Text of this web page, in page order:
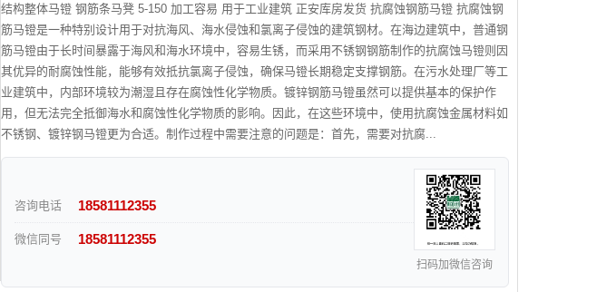
结构整体马镫 钢筋条马凳 5-150 加工容易 用于工业建筑 正安库房发货 抗腐蚀钢筋马镫 抗腐蚀钢
筋马镫是一种特别设计用于对抗海风、海水侵蚀和氯离子侵蚀的建筑钢材。在海边建筑中，普通钢
筋马镫由于长时间暴露于海风和海水环境中，容易生锈，而采用不锈钢钢筋制作的抗腐蚀马镫则因
其优异的耐腐蚀性能，能够有效抵抗氯离子侵蚀，确保马镫长期稳定支撑钢筋。在污水处理厂等工
业建筑中，内部环境较为潮湿且存在腐蚀性化学物质。镀锌钢筋马镫虽然可以提供基本的保护作
用，但无法完全抵御海水和腐蚀性化学物质的影响。因此，在这些环境中，使用抗腐蚀金属材料如
不锈钢、镀锌钢马镫更为合适。制作过程中需要注意的问题是：首先，需要对抗腐...
咨询电话 18581112355
微信同号 18581112355
扫码加微信咨询